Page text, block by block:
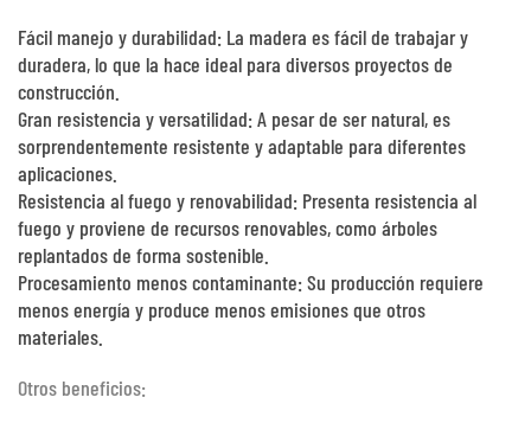
Fácil manejo y durabilidad: La madera es fácil de trabajar y
duradera, lo que la hace ideal para diversos proyectos de
construcción.
Gran resistencia y versatilidad: A pesar de ser natural, es
sorprendentemente resistente y adaptable para diferentes
aplicaciones.
Resistencia al fuego y renovabilidad: Presenta resistencia al
fuego y proviene de recursos renovables, como árboles
replantados de forma sostenible.
Procesamiento menos contaminante: Su producción requiere
menos energía y produce menos emisiones que otros
materiales.
Otros beneficios: